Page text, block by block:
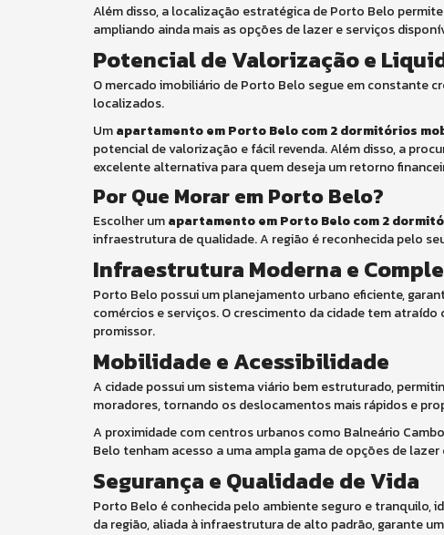
Além disso, a localização estratégica de Porto Belo
ampliando ainda mais as opções de lazer e serviços
Potencial de Valorização e
O mercado imobiliário de Porto Belo segue em constante
localizados.
Umapartamento em Porto Belo com 2 dormitórios
potencial de valorização e fácil revenda. Além disso, a
excelente alternativa para quem deseja um retorno
Por Que Morar em Porto Belo?
Escolher umapartamento em Porto Belo com 2
infraestrutura de qualidade. A região é reconhecida pelo
Infraestrutura Moderna e
Porto Belo possui um planejamento urbano eficiente,
comércios e serviços. O crescimento da cidade tem
promissor.
Mobilidade e Acessibilidade
A cidade possui um sistema viário bem estruturado,
moradores, tornando os deslocamentos mais rápidos e
A proximidade com centros urbanos como Balneário
Belo tenham acesso a uma ampla gama de opções de
Segurança e Qualidade de Vida
Porto Belo é conhecida pelo ambiente seguro e tranquilo,
da região, aliada à infraestrutura de alto padrão, garante